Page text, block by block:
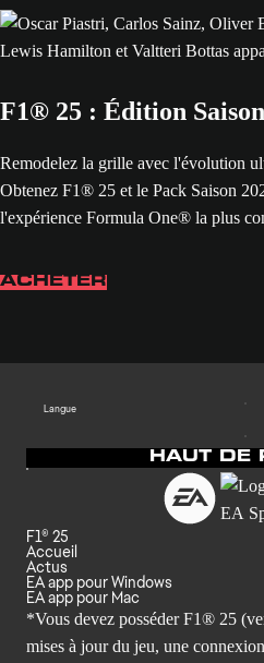
F1® 25 : Édition
Remodelez la grille avec l'évolution
Obtenez F1® 25 et le Pack Saison
l'expérience Formula One® la plus
ACHETER
Langue
HAUT DE
F1® 25
Accueil
Actus
EA app pour Windows
EA app pour Mac
*Vous devez posséder F1® 25
mises à jour du jeu, une